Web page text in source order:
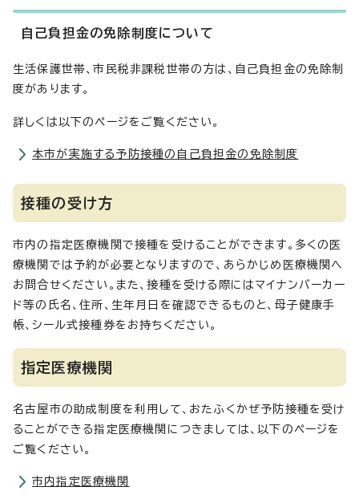
自己負担金の免除制度について
生活保護世帯、市民税非課税世帯の方は、自己負担金の免除制
度があります。
詳しくは以下のページをご覧ください。
本市が実施する予防接種の自己負担金の免除制度
接種の受け方
市内の指定医療機関で接種を受けることができます。多くの医
療機関では予約が必要となりますので、あらかじめ医療機関へ
お問合せください。また、接種を受ける際にはマイナンバーカー
ド等の氏名、住所、生年月日を確認できるものと、母子健康手
帳、シール式接種券をお持ちください。
指定医療機関
名古屋市の助成制度を利用して、おたふくかぜ予防接種を受け
ることができる指定医療機関につきましては、以下のページを
ご覧ください。
市内指定医療機関